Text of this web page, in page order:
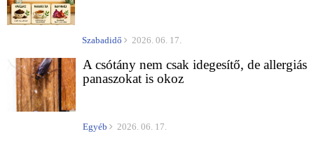
Szabadidő 2026. 06. 17.
A csótány nem csak idegesítő, de allergiás
panaszokat is okoz
Egyéb 2026. 06. 17.